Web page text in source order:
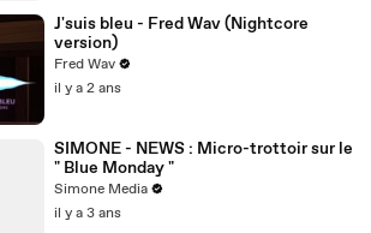
J'suis bleu - Fred Wav (Nightcore
version)
Fred Wav
il y a 2 ans
SIMONE - NEWS : Micro-trottoir sur le
" Blue Monday "
Simone Media
il y a 3 ans